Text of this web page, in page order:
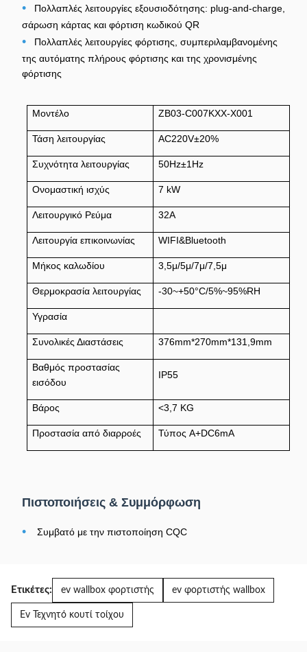
•
Πολλαπλές λειτουργίες εξουσιοδότησης: plug-and-charge,
σάρωση κάρτας και φόρτιση κωδικού QR
•
Πολλαπλές λειτουργίες φόρτισης, συμπεριλαμβανομένης
της αυτόματης πλήρους φόρτισης και της χρονισμένης
φόρτισης
Μοντέλο ZB03-C007KXX-X001
Τάση λειτουργίας AC220V±20%
Συχνότητα λειτουργίας 50Hz±1Hz
Ονομαστική ισχύς 7 kW
Λειτουργικό Ρεύμα 32Α
Λειτουργία επικοινωνίας WIFI&Bluetooth
Μήκος καλωδίου 3,5μ/5μ/7μ/7,5μ
Θερμοκρασία λειτουργίας -30~+50°C/5%~95%RH
Υγρασία
Συνολικές Διαστάσεις 376mm*270mm*131,9mm
Βαθμός προστασίας
εισόδου
IP55
Βάρος <3,7 KG
Προστασία από διαρροές Τύπος A+DC6mA
Πιστοποιήσεις & Συμμόρφωση
• Συμβατό με την πιστοποίηση CQC
Ετικέτες: ev wallbox φορτιστής ev φορτιστής wallbox
Ev Τεχνητό κουτί τοίχου